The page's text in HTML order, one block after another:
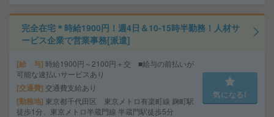
完全在宅＊時給1900円！週4日＆10-15時半勤務！人材サ
ービス企業で営業事務[派遣]
給 与 時給1900円～2100円＋交 ■給与の前払いが
可能な速払いサービスあり
交通費 交通費支給あり
勤務地 東京都千代田区 東京メトロ有楽町線 麹町駅
徒歩1分、東京メトロ半蔵門線 半蔵門駅徒歩5分
気になる!